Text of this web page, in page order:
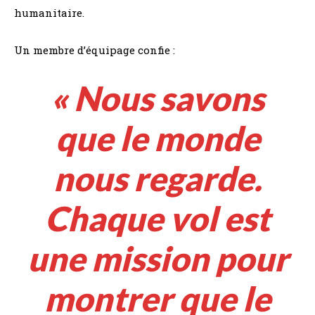
humanitaire.
Un membre d’équipage confie :
« Nous savons
que le monde
nous regarde.
Chaque vol est
une mission pour
montrer que le